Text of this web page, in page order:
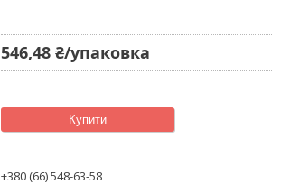
546,48 ₴/упаковка
Купити
+380 (66) 548-63-58